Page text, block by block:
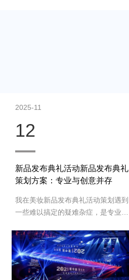
2025-11
12
新品发布典礼活动新品发布典礼
策划方案：专业与创意并存
我在美妆新品发布典礼活动策划遇到
一些难以搞定的疑难杂症，是专业新
助我完成，而且也是设计构想有创
意，重点考虑设计安排，整个美妆新
品发布典礼活动策划完美对应，下次
有需要还会选择乐野策划。